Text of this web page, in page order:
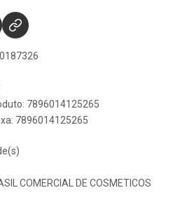
7896014125265
7896014125265
COMERCIAL DE COSMETICOS